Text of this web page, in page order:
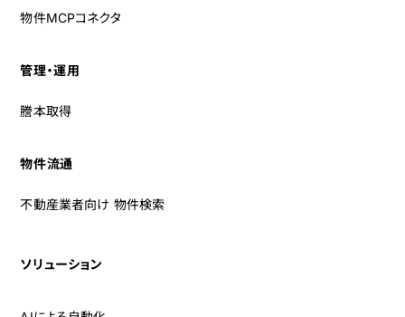
物件MCPコネクタ
管理・運用
謄本取得
物件流通
不動産業者向け 物件検索
ソリューション